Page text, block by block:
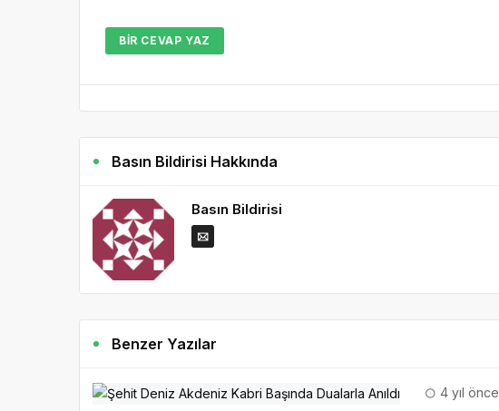
BIR CEVAP YAZ
Basın Bildirisi Hakkında
Basın Bildirisi
Benzer Yazılar
4 yıl önce